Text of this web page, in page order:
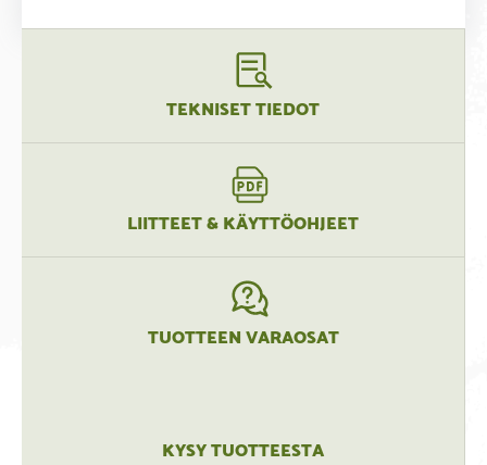
TEKNISET TIEDOT
LIITTEET & KÄYTTÖOHJEET
TUOTTEEN VARAOSAT
KYSY TUOTTEESTA